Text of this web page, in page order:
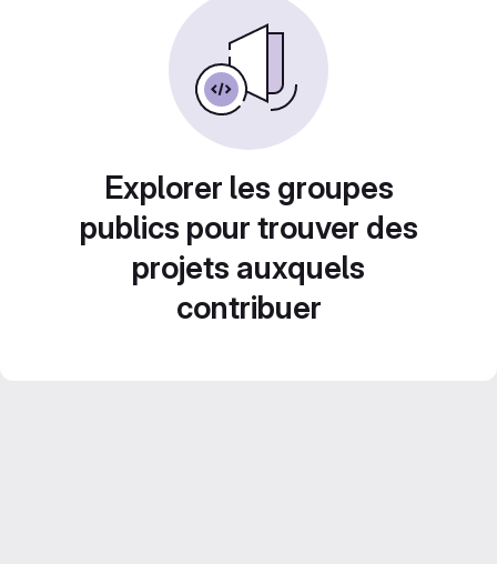
Explorer les groupes
publics pour trouver des
projets auxquels
contribuer